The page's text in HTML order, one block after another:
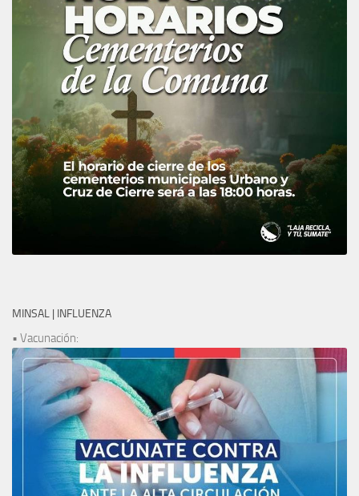
MINSAL | INFLUENZA
• Vacunación: